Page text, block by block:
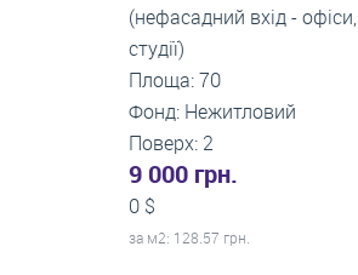
(нефасадний вхід - офіси,
студії)
Площа: 70
Фонд: Нежитловий
Поверх: 2
9 000 грн.
0 $
за м2: 128.57 грн.